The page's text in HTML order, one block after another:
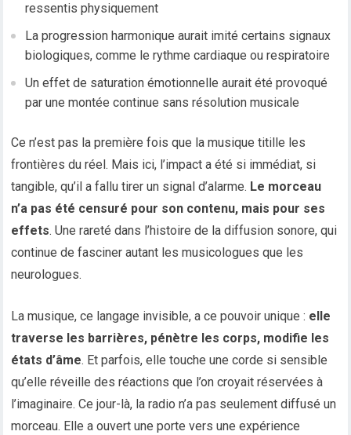
ressentis physiquement
La progression harmonique aurait imité certains signaux
biologiques, comme le rythme cardiaque ou respiratoire
Un effet de saturation émotionnelle aurait été provoqué
par une montée continue sans résolution musicale
Ce n’est pas la première fois que la musique titille les
frontières du réel. Mais ici, l’impact a été si immédiat, si
tangible, qu’il a fallu tirer un signal d’alarme. Le morceau
n’a pas été censuré pour son contenu, mais pour ses
effets. Une rareté dans l’histoire de la diffusion sonore, qui
continue de fasciner autant les musicologues que les
neurologues.
La musique, ce langage invisible, a ce pouvoir unique : elle
traverse les barrières, pénètre les corps, modifie les
états d’âme. Et parfois, elle touche une corde si sensible
qu’elle réveille des réactions que l’on croyait réservées à
l’imaginaire. Ce jour-là, la radio n’a pas seulement diffusé un
morceau. Elle a ouvert une porte vers une expérience